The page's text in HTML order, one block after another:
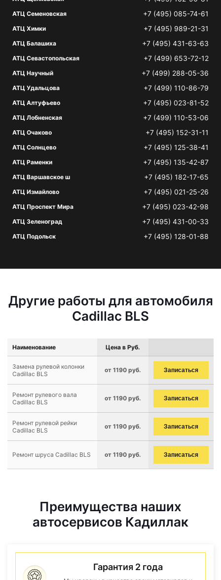
АТЦ Семеновская +7 (495) 085-74-61
АТЦ Химки +7 (495) 989-21-31
АТЦ Балашиха +7 (495) 431-63-63
АТЦ Севастопольская +7 (499) 653-72-12
АТЦ Научный +7 (499) 288-05-36
АТЦ Удальцова +7 (499) 110-86-79
АТЦ Алтуфьево +7 (495) 023-81-52
АТЦ Лобненская +7 (499) 110-53-06
АТЦ Очаково +7 (495) 152-31-11
АТЦ Солнцево +7 (495) 125-38-41
АТЦ Раменки +7 (495) 135-42-87
АТЦ Варшавское ш +7 (495) 182-17-65
АТЦ Измайлово +7 (495) 021-25-26
АТЦ Проспект Мира +7 (495) 023-42-98
АТЦ Зеленоград +7 (495) 431-00-33
АТЦ Подольск +7 (495) 128-01-88
Другие работы для автомобиля
Cadillac BLS
Наименование Цена в Руб.
Замена рулевой колонки
Cadillac BLS
от 1190 руб. Записаться
Ремонт рулевого вала
Cadillac BLS
от 1190 руб. Записаться
Ремонт рулевой рейки
Cadillac BLS
от 1190 руб. Записаться
Ремонт шруса Cadillac BLS от 1190 руб. Записаться
Преимущества наших
автосервисов Кадиллак
Гарантия 2 года